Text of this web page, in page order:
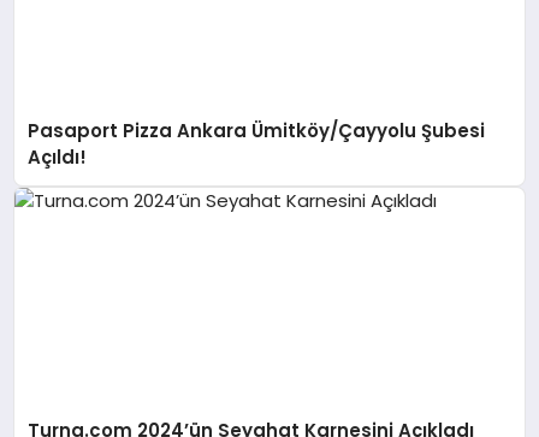
Pasaport Pizza Ankara Ümitköy/Çayyolu Şubesi
Açıldı!
Turna.com 2024’ün Seyahat Karnesini Açıkladı